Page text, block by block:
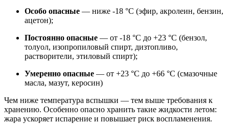
Особо опасные — ниже -18 °C (эфир, акролеин, бензин,
ацетон);
Постоянно опасные — от -18 °C до +23 °C (бензол,
толуол, изопропиловый спирт, дизтопливо,
растворители, этиловый спирт);
Умеренно опасные — от +23 °C до +66 °C (смазочные
масла, мазут, керосин)
Чем ниже температура вспышки — тем выше требования к
хранению. Особенно опасно хранить такие жидкости летом:
жара ускоряет испарение и повышает риск воспламенения.